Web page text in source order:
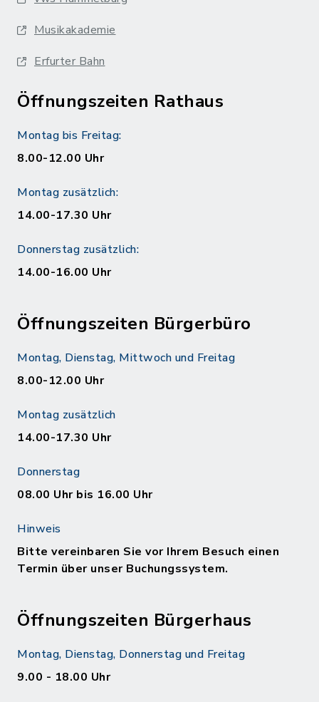
Musikakademie
Erfurter Bahn
Öffnungszeiten Rathaus
Montag bis Freitag:
8.00-12.00 Uhr
Montag zusätzlich:
14.00-17.30 Uhr
Donnerstag zusätzlich:
14.00-16.00 Uhr
Öffnungszeiten Bürgerbüro
Montag, Dienstag, Mittwoch und Freitag
8.00-12.00 Uhr
Montag zusätzlich
14.00-17.30 Uhr
Donnerstag
08.00 Uhr bis 16.00 Uhr
Hinweis
Bitte vereinbaren Sie vor Ihrem Besuch einen
Termin über unser Buchungssystem.
Öffnungszeiten Bürgerhaus
Montag, Dienstag, Donnerstag und Freitag
9.00 - 18.00 Uhr